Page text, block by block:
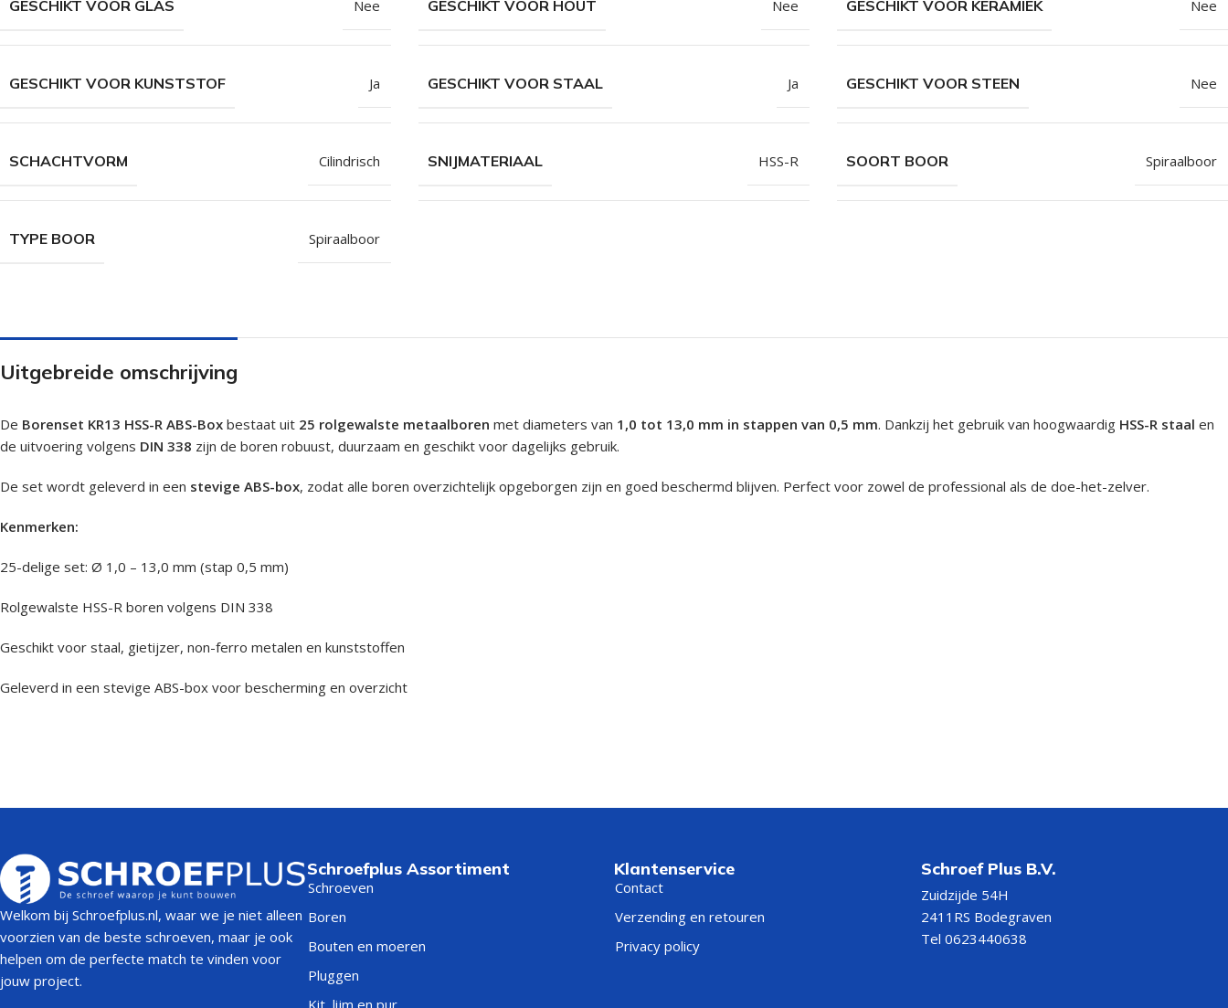
Populaire merken
GESCHIKT VOOR GLAS Nee GESCHIKT VOOR HOUT Nee GESCHIKT VOOR KERAMIEK Nee
GESCHIKT VOOR KUNSTSTOF Ja GESCHIKT VOOR STAAL Ja GESCHIKT VOOR STEEN Nee
SCHACHTVORM Cilindrisch SNIJMATERIAAL HSS-R SOORT BOOR Spiraalboor
TYPE BOOR Spiraalboor
Uitgebreide omschrijving
De Borenset KR13 HSS-R ABS-Box bestaat uit 25 rolgewalste metaalboren met diameters van 1,0 tot 13,0 mm in stappen van 0,5 mm. Dankzij het gebruik van hoogwaardig HSS-R staal en
de uitvoering volgens DIN 338 zijn de boren robuust, duurzaam en geschikt voor dagelijks gebruik.
De set wordt geleverd in een stevige ABS-box, zodat alle boren overzichtelijk opgeborgen zijn en goed beschermd blijven. Perfect voor zowel de professional als de doe-het-zelver.
Kenmerken:
25-delige set: Ø 1,0 – 13,0 mm (stap 0,5 mm)
Rolgewalste HSS-R boren volgens DIN 338
Geschikt voor staal, gietijzer, non-ferro metalen en kunststoffen
Geleverd in een stevige ABS-box voor bescherming en overzicht
Welkom bij Schroefplus.nl, waar we je niet alleen
voorzien van de beste schroeven, maar je ook
helpen om de perfecte match te vinden voor
jouw project.
Schroefplus Assortiment
Schroeven
Boren
Bouten en moeren
Pluggen
Kit, lijm en pur
Klantenservice
Contact
Verzending en retouren
Privacy policy
Schroef Plus B.V.
Zuidzijde 54H
2411RS Bodegraven
Tel 0623440638